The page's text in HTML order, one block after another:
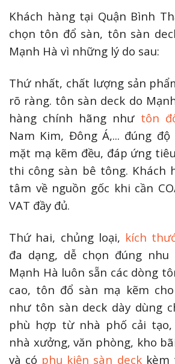
Khách hàng tại Quận Bình
chọn tôn đổ sàn, tôn sàn
Mạnh Hà vì những lý do sau:
Thứ nhất, chất lượng sản
rõ ràng. tôn sàn deck do
hàng chính hãng như tôn
Nam Kim, Đông Á,... đúng
mặt mạ kẽm đều, đáp ứng
thi công sàn bê tông. Khách
tâm về nguồn gốc khi cần
VAT đầy đủ.
Thứ hai, chủng loại, kích
đa dạng, dễ chọn đúng nhu
Mạnh Hà luôn sẵn các dòng
cao, tôn đổ sàn mạ kẽm
như tôn sàn deck dày dùng
phù hợp từ nhà phố cải
nhà xưởng, văn phòng, kho
và có phụ kiện sàn deckkèm